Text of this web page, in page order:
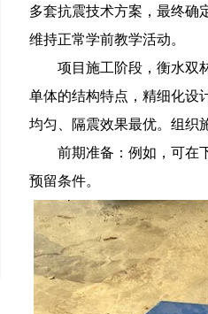
多套抗震技术方案，最终确
维持正常学前教学活动。
项目施工阶段，衡水双
单体的结构特点，精细化设
均匀、隔震效果最优。组织
前期准备：例如，可在
预留条件。